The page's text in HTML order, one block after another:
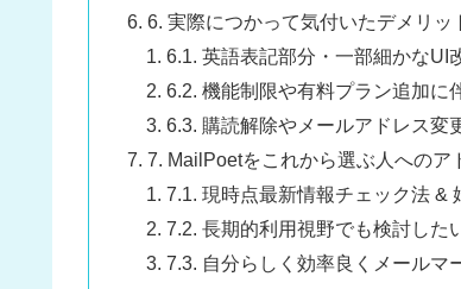
6. 実際につかって気付いたデメリッ
6.1. 英語表記部分・一部細かなUI
6.2. 機能制限や有料プラン追加に
6.3. 購読解除やメールアドレス変
7. MailPoetをこれから選ぶ人へのア
7.1. 現時点最新情報チェック法 &
7.2. 長期的利用視野でも検討した
7.3. 自分らしく効率良くメールマ